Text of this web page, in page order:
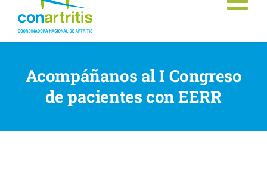
Acompáñanos al I Congreso
de pacientes con EERR